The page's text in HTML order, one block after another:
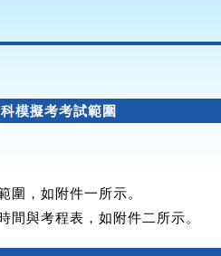
模擬考考試範圍
圍，如附件一所示。
間與考程表，如附件二所示。